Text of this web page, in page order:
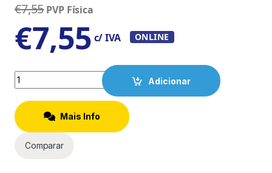
€7,55 PVP Física
€7,55 c/ IVA ONLINE
Quantity
Adicionar
Mais Info
Comparar